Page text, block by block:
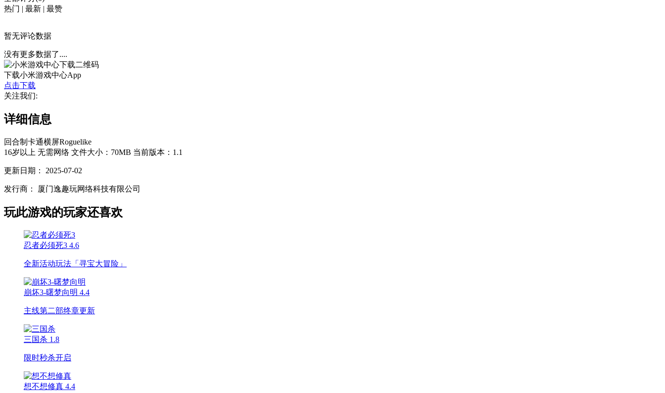
热门 | 最新 | 最赞
暂无评论数据
没有更多数据了....
下载小米游戏中心App
点击下载
关注我们:
详细信息
回合制 卡通横屏Roguelike
16岁以上 无需网络 文件大小：70MB 当前版本：1.1
更新日期： 2025-07-02
发行商： 厦门逸趣玩网络科技有限公司
玩此游戏的玩家还喜欢
忍者必须死3 4.6
全新活动玩法「寻宝大冒险」
崩坏3-曙梦向明 4.4
主线第二部终章更新
三国杀 1.8
限时秒杀开启
想不想修真 4.4